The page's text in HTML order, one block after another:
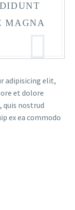
MAGNA
adipisicing elit,
et dolore
quis nostrud
ex ea commodo